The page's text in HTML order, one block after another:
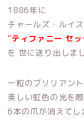
1886年に
チャールズ・ルイ
”ティファニー セ
を 世に送り出しま
一粒のブリリアン
美しい虹色の光を
6本の爪が消えてし